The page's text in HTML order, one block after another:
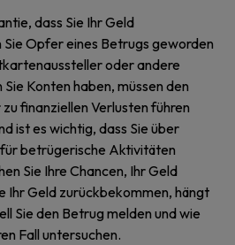
dass Sie Ihr Geld
Opfer eines Betrugs geworden
oder andere
Konten haben, müssen den
finanziellen Verlusten führen
ist es wichtig, dass Sie über
betrügerische Aktivitäten
Sie Ihre Chancen, Ihr Geld
Ihr Geld zurückbekommen, hängt
Sie den Betrug melden und wie
Fall untersuchen.